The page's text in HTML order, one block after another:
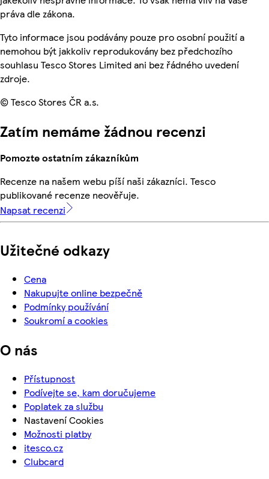
práva dle zákona.
Tyto informace jsou podávány pouze pro osobní použití a
nemohou být jakkoliv reprodukovány bez předchozího
souhlasu Tesco Stores Limited ani bez řádného uvedení
zdroje.
© Tesco Stores ČR a.s.
Zatím nemáme žádnou recenzi
Pomozte ostatním zákazníkům
Recenze na našem webu píší naši zákazníci. Tesco
publikované recenze neověřuje.
Napsat recenzi
Užitečné odkazy
Cena
Nakupujte online bezpečně
Podmínky používání
Soukromí a cookies
O nás
Přístupnost
Podívejte se, kam doručujeme
Poplatek za službu
Nastavení Cookies
Možnosti platby
itesco.cz
Clubcard